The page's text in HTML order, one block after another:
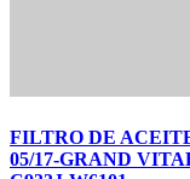
FILTRO DE
05/17-GRAND